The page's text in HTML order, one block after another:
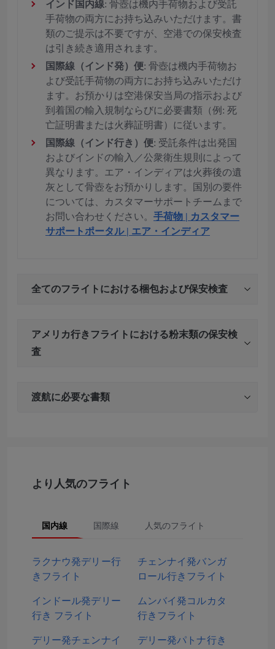
インド国内線: 骨壺は機内手荷物および受託
手荷物の両方にお持ち込みいただけます。書
類のご提示は不要ですが、空港での保安検査
は引き続き適用されます。
国際線（インド発）便: 骨壺は機内手荷物お
よび受託手荷物の両方にお持ち込みいただけ
ます。お預かりは空港保安当局の指示および
到着国の輸入規制ならびに必要書類（例: 死
亡証明書または火葬証明書）に従います。
国際線（インド行き）便: 受託条件は出発国
およびインドの輸入／公衆衛生規則によって
異なります。エア・インディアは火葬後の遺
灰として骨壺をお預かりします。国別の要件
については、カスタマーサポートチームまで
お問い合わせください。 手荷物 | カスタマー
サポートポータル | エア・インディア
全てのフライトにおける梱包および保安検査
アメリカ行きフライトにおける粉末類の保安検
査
渡航に必要な書類
より人気のフライト
国内線 国際線 人気のフライト
ラクナウ発デリー行
きフライト
チェンナイ発バンガ
ロール行きフライト
インドール発デリー
行き フライト
ムンバイ発コルカタ
行きフライト
デリー発チェンナイ
デリー発パトナ行き